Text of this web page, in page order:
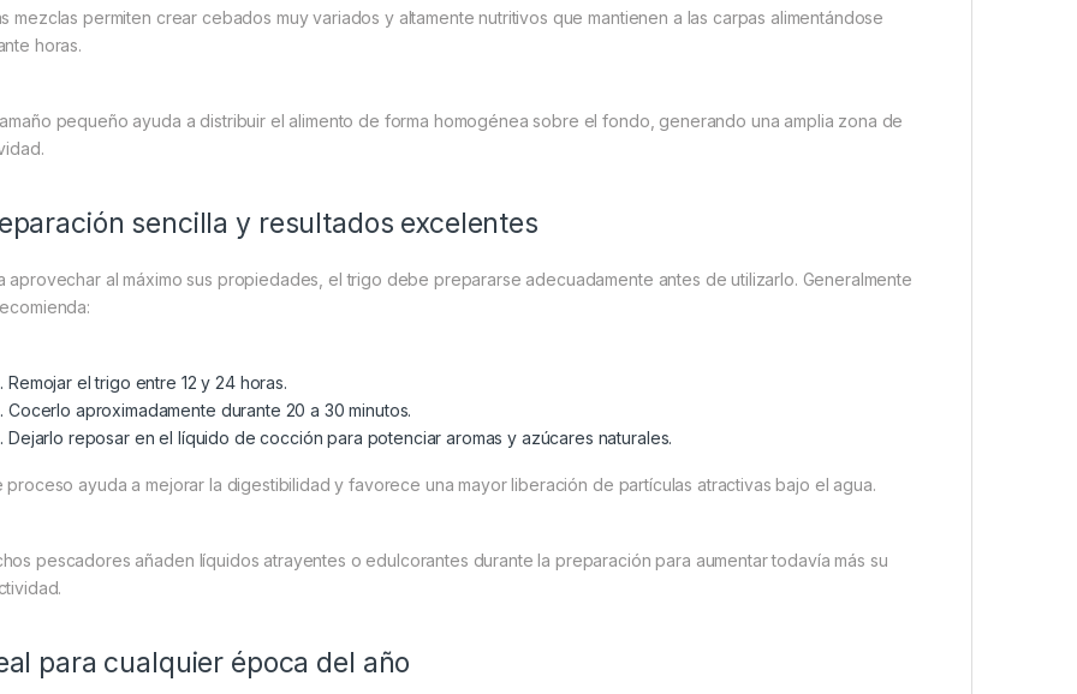
mezclas permiten crear cebados muy variados y altamente nutritivos que mantienen a las carpas alimentándose
horas.
pequeño ayuda a distribuir el alimento de forma homogénea sobre el fondo, generando una amplia zona de
sencilla y resultados excelentes
aprovechar al máximo sus propiedades, el trigo debe prepararse adecuadamente antes de utilizarlo. Generalmente
Remojar el trigo entre 12 y 24 horas.
Cocerlo aproximadamente durante 20 a 30 minutos.
Dejarlo reposar en el líquido de cocción para potenciar aromas y azúcares naturales.
proceso ayuda a mejorar la digestibilidad y favorece una mayor liberación de partículas atractivas bajo el agua.
pescadores añaden líquidos atrayentes o edulcorantes durante la preparación para aumentar todavía más su
para cualquier época del año